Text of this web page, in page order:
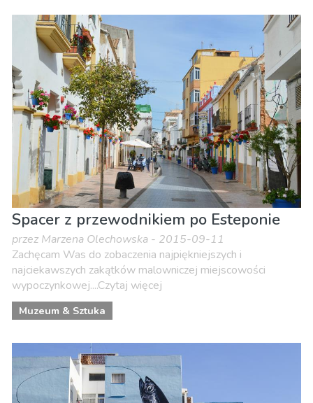
Muzeum & Sztuka
Spacer z przewodnikiem po Esteponie
przez Marzena Olechowska - 2015-09-11
Zachęcam Was do zobaczenia najpiękniejszych i
najciekawszych zakątków malowniczej miejscowości
wypoczynkowej....Czytaj więcej
Muzeum & Sztuka